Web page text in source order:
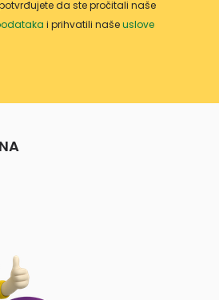
da ste pročitali naše
i prihvatili našeuslove